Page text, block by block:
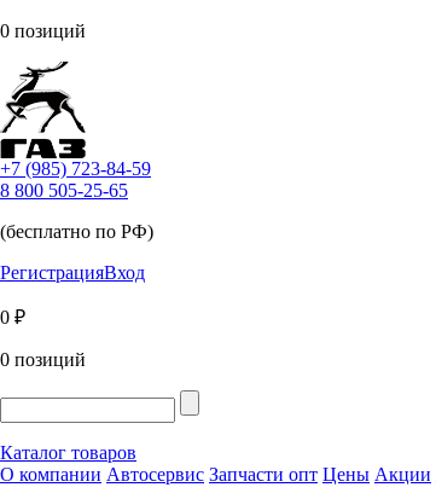
0 позиций
+7 (985) 723-84-59
8 800 505-25-65
(бесплатно по РФ)
РегистрацияВход
0 ₽
0 позиций
Каталог товаров
О компании Автосервис Запчасти опт Цены Акции